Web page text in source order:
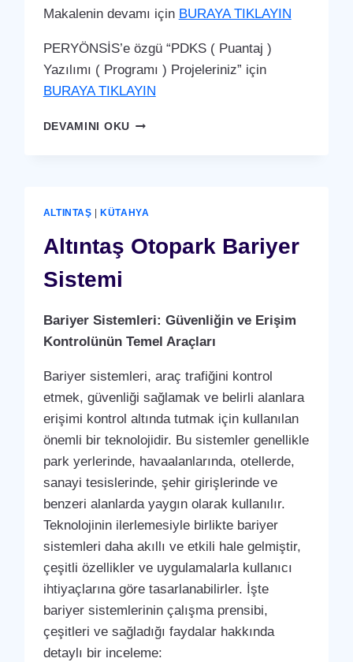
Makalenin devamı için BURAYA TIKLAYIN
PERYÖNSİS’e özgü “PDKS ( Puantaj )
Yazılımı ( Programı ) Projeleriniz” için
BURAYA TIKLAYIN
DEVAMINI OKUALTINTAŞ
YAZILIMI
(PROGRAMI)
ALTINTAŞ KÜTAHYA
Altıntaş Otopark Bariyer
Sistemi
Bariyer Sistemleri: Güvenliğin ve Erişim
Kontrolünün Temel Araçları
Bariyer sistemleri, araç trafiğini kontrol
etmek, güvenliği sağlamak ve belirli alanlara
erişimi kontrol altında tutmak için kullanılan
önemli bir teknolojidir. Bu sistemler genellikle
park yerlerinde, havaalanlarında, otellerde,
sanayi tesislerinde, şehir girişlerinde ve
benzeri alanlarda yaygın olarak kullanılır.
Teknolojinin ilerlemesiyle birlikte bariyer
sistemleri daha akıllı ve etkili hale gelmiştir,
çeşitli özellikler ve uygulamalarla kullanıcı
ihtiyaçlarına göre tasarlanabilirler. İşte
bariyer sistemlerinin çalışma prensibi,
çeşitleri ve sağladığı faydalar hakkında
detaylı bir inceleme: